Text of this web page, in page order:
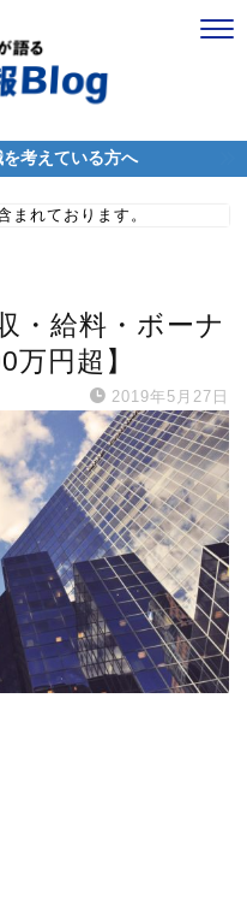
を考えている方へ
まれております。
・給料・ボーナ
円超】
2019年5月27日